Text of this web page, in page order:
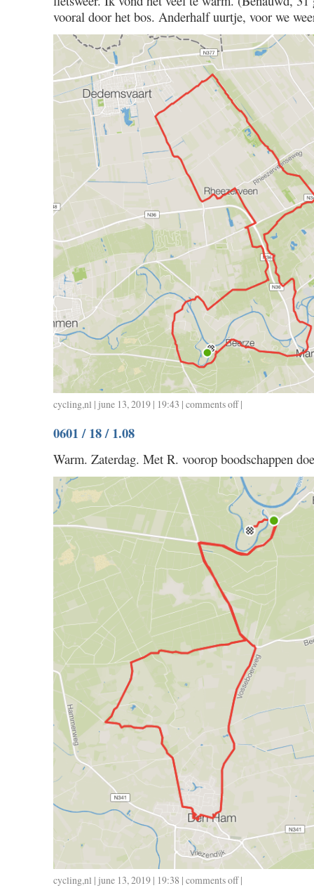
vooral door het bos. Anderhalf uurtje, voor we
cycling,nl | june 13, 2019 | 19:43 | comments offon
/
|
0601 / 18 / 1.08
Warm. Zaterdag. Met R. voorop boodschappen
cycling,nl | june 13, 2019 | 19:38 | comments offon
|